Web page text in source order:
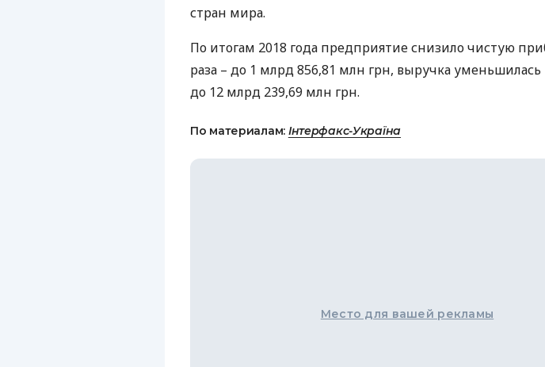
стран мира.
По итогам 2018 года предприятие снизило чистую
раза – до 1 млрд 856,81 млн грн, выручка уменьшилась
до 12 млрд 239,69 млн грн.
По материалам: Інтерфакс-Україна
Место для вашей рекламы